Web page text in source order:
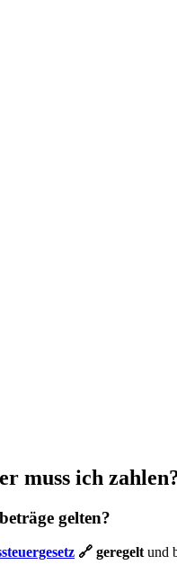
muss ich
gelten?
🔗 geregelt und